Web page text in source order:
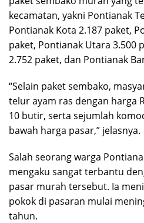
kecamatan, yakni Pontianak
Pontianak Kota 2.187 paket,
paket, Pontianak Utara 3.500
2.752 paket, dan Pontianak
“Selain paket sembako,
telur ayam ras dengan harga
10 butir, serta sejumlah
bawah harga pasar,” jelasnya.
Salah seorang warga
mengaku sangat terbantu
pasar murah tersebut. Ia
pokok di pasaran mulai
tahun.